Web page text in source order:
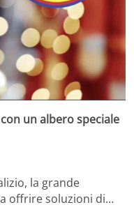
un albero speciale
la grande
offrire soluzioni di…